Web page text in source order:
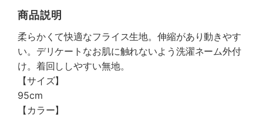
商品説明
柔らかくて快適なフライス生地。伸縮があり動きやす
い。デリケートなお肌に触れないよう洗濯ネーム外付
け。着回ししやすい無地。
【サイズ】
95cm
【カラー】